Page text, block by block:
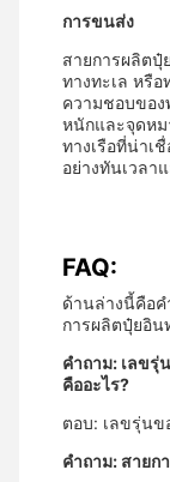
การขนส่ง
สายการผลิตปุ๋
ทางทะเล หรื
ความชอบขอ
หนักและจุดหม
ทางเรือที่น่าเ
อย่างทันเวลา
FAQ:
ด้านล่างนี้คือ
การผลิตปุ๋ยอิน
คําถาม: เลขรุ่
คืออะไร?
ตอบ: เลขรุ่นข
คําถาม: สายก